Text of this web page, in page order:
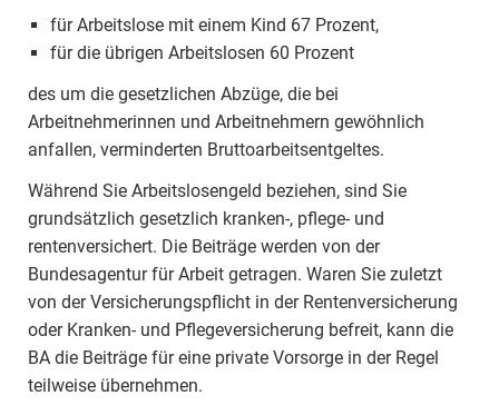
für Arbeitslose mit einem Kind 67 Prozent,
für die übrigen Arbeitslosen 60 Prozent
des um die gesetzlichen Abzüge, die bei
Arbeitnehmerinnen und Arbeitnehmern gewöhnlich
anfallen, verminderten Bruttoarbeitsentgeltes.
Während Sie Arbeitslosengeld beziehen, sind Sie
grundsätzlich gesetzlich kranken-, pflege- und
rentenversichert. Die Beiträge werden von der
Bundesagentur für Arbeit getragen. Waren Sie zuletzt
von der Versicherungspflicht in der Rentenversicherung
oder Kranken- und Pflegeversicherung befreit, kann die
BA die Beiträge für eine private Vorsorge in der Regel
teilweise übernehmen.